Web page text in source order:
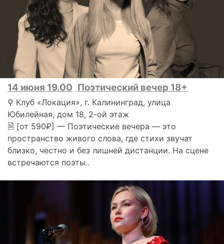
14 июня 19.00 Поэтический вечер 18+
⚲ Клуб «Локация», г. Калининград, улица
Юбилейная, дом 18, 2-ой этаж
🗎 [от 590₽] — Поэтические вечера — это
пространство живого слова, где стихи звучат
близко, честно и без лишней дистанции. На сцене
встречаются поэты..